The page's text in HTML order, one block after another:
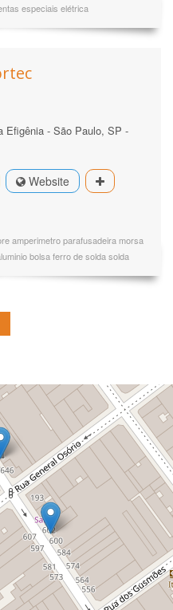
especiais elétrica
Efigênia - São Paulo, SP -
Website
amperimetro parafusadeira morsa
bolsa ferro de solda solda